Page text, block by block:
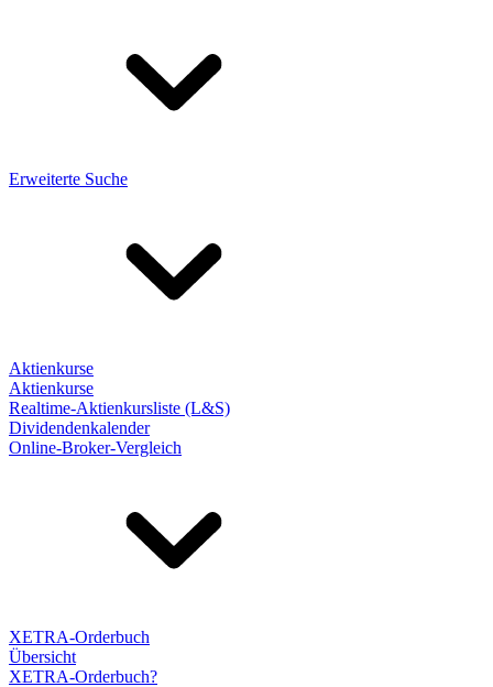
Erweiterte Suche
Aktienkurse
Aktienkurse
Realtime-Aktienkursliste (L&S)
Dividendenkalender
Online-Broker-Vergleich
XETRA-Orderbuch
Übersicht
XETRA-Orderbuch?